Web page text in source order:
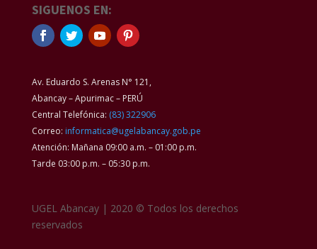
SIGUENOS EN:
Av. Eduardo S. Arenas N° 121,
Abancay – Apurimac – PERÚ
Central Telefónica: (83) 322906
Correo: informatica@ugelabancay.gob.pe
Atención: Mañana 09:00 a.m. – 01:00 p.m.
Tarde 03:00 p.m. – 05:30 p.m.
UGEL Abancay | 2020 © Todos los derechos
reservados